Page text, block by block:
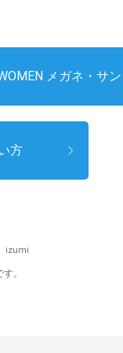
メガネ・サ
方
izumi
。